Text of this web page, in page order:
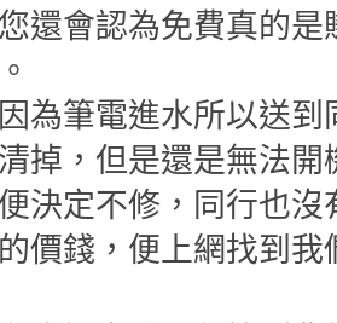
還會認為免費真的
為筆電進水所以送
掉，但是還是無法
決定不修，同行也
價錢，便上網找到我